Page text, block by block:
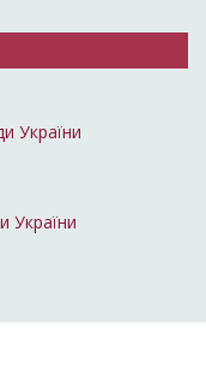
України
України